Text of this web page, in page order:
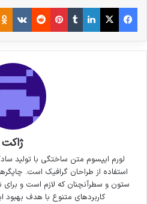
فیس بوک X لینکدین
‫تامبلر‫پین‌ترست
‫رددیت
ژاکت
لورم ایپسوم متن ساختگی با تولید
استفاده از طراحان گرافیک است.
ستون و سطرآنچنان که لازم است و برای
کاربردهای متنوع با هدف بهبود